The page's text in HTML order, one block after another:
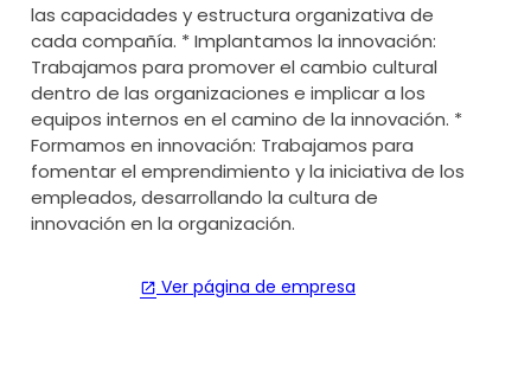
las capacidades y estructura organizativa de
cada compañía. * Implantamos la innovación:
Trabajamos para promover el cambio cultural
dentro de las organizaciones e implicar a los
equipos internos en el camino de la innovación. *
Formamos en innovación: Trabajamos para
fomentar el emprendimiento y la iniciativa de los
empleados, desarrollando la cultura de
innovación en la organización.
open_in_new Ver página de empresa